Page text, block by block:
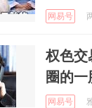
网易号
权色交
圈的一
网易号